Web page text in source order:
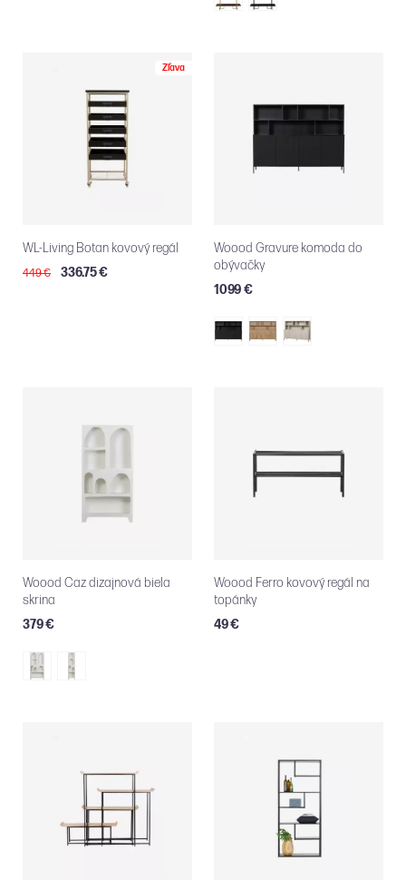
Zľava
WL-Living Botan kovový regál
449 € 336.75 €
Woood Gravure komoda do
obývačky
1099 €
Woood Caz dizajnová biela
skrina
379 €
Woood Ferro kovový regál na
topánky
49 €